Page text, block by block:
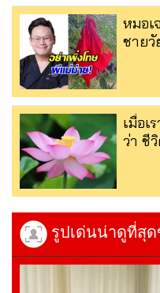
หมอเ
ชายวั
เมื่อเ
ว่า ชี
รูปเด่นน่าดูที่สุ